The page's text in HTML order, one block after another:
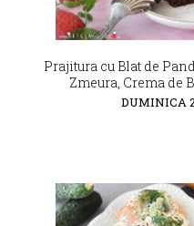
Prajitura cu Blat de
Zmeura, Crema de
DUMINICA